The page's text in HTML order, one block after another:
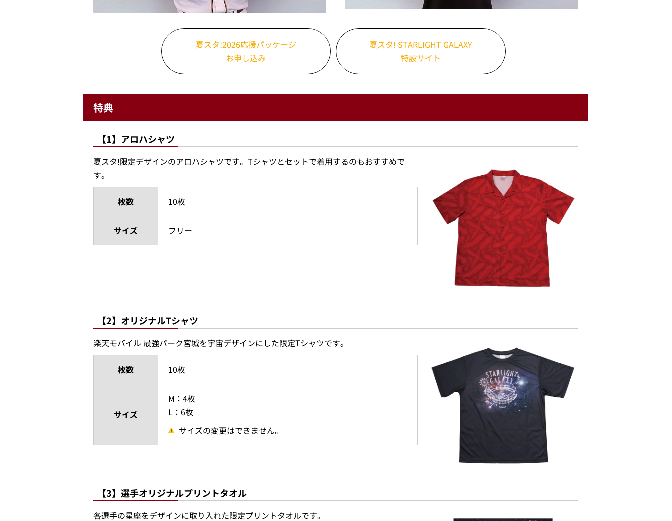
夏スタ!2026応援パッケージ
お申し込み
夏スタ! STARLIGHT GALAXY
特設サイト
特典
【1】アロハシャツ
夏スタ!限定デザインのアロハシャツです。Tシャツとセットで着用するのもおすすめで
す。
枚数 10枚
サイズ フリー
【2】オリジナルTシャツ
楽天モバイル 最強パーク宮城を宇宙デザインにした限定Tシャツです。
枚数 10枚
サイズ
M：4枚
L：6枚
サイズの変更はできません。
【3】選手オリジナルプリントタオル
各選手の星座をデザインに取り入れた限定プリントタオルです。